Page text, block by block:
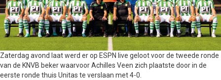
Zaterdag avond laat werd er op ESPN live geloot voor de tweede ronde
van de KNVB beker waarvoor Achilles Veen zich plaatste door in de
eerste ronde thuis Unitas te verslaan met 4-0.